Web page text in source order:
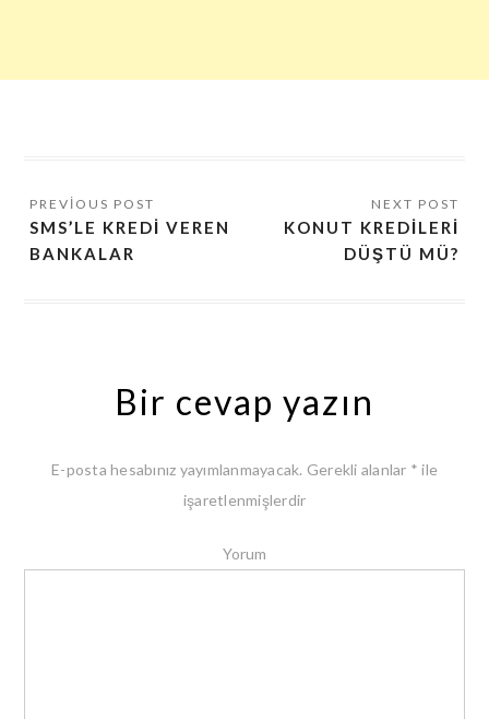
SMS’LE KREDI VEREN
BANKALAR
KONUT KREDILERI
DÜŞTÜ MÜ?
Bir cevap yazın
E-posta hesabınız yayımlanmayacak. Gerekli alanlar * ile
işaretlenmişlerdir
Yorum